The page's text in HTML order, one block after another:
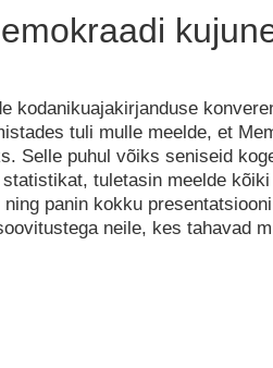
kodanikuajakirjanduse
tuli mulle meelde, et
Selle puhul võiks seniseid
tuletasin meelde
panin kokku
neile, kes tahavad